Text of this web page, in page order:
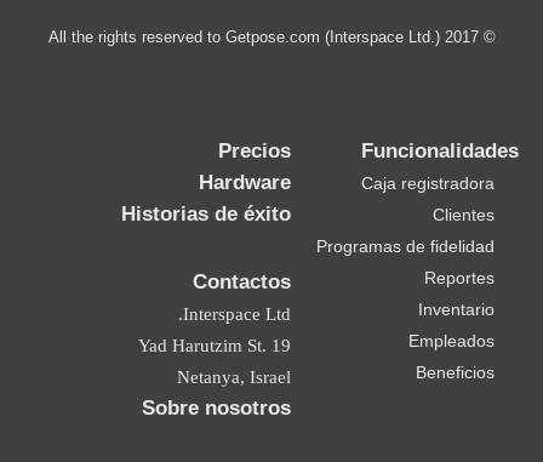
© 2017 All the rights reserved to Getpose.com (Interspace Ltd.)
Funcionalidades
Caja registradora
Clientes
Programas de fidelidad
Reportes
Inventario
Empleados
Beneficios
Precios
Hardware
Historias de éxito
Contactos
Interspace Ltd.
19 Yad Harutzim St.
Netanya, Israel
Sobre nosotros